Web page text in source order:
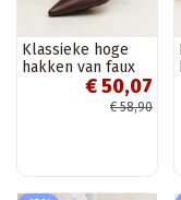
Klassieke hoge
hakken van faux
leer, chocolade
€ 50,07
€ 58,90